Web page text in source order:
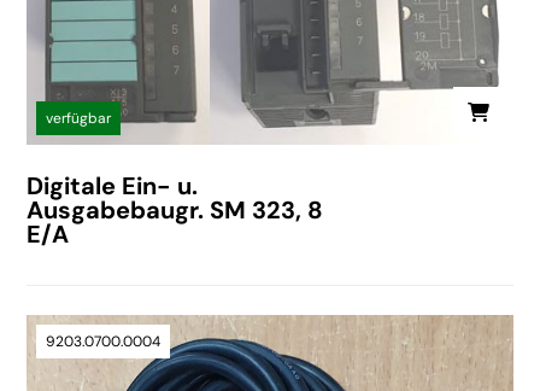
verfügbar
Digitale Ein- u.
Ausgabebaugr. SM 323, 8
E/A
9203.0700.0004